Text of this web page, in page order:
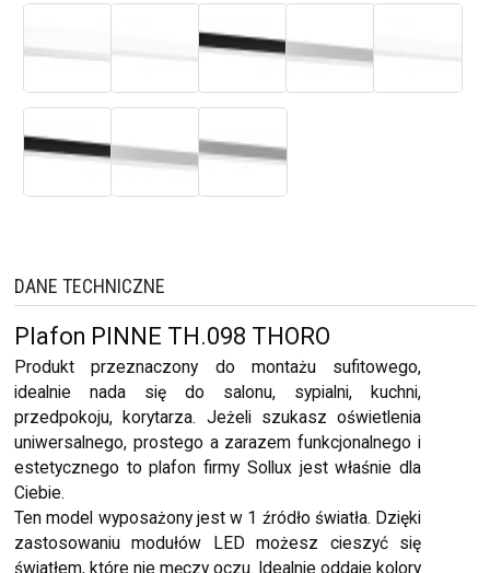
DANE TECHNICZNE
Plafon PINNE TH.098 THORO
Produkt przeznaczony do montażu sufitowego,
idealnie nada się do salonu, sypialni, kuchni,
przedpokoju, korytarza. Jeżeli szukasz oświetlenia
uniwersalnego, prostego a zarazem funkcjonalnego i
estetycznego to plafon firmy Sollux jest właśnie dla
Ciebie.
Ten model wyposażony jest w 1 źródło światła. Dzięki
zastosowaniu modułów LED możesz cieszyć się
światłem, które nie męczy oczu. Idealnie oddaje kolory